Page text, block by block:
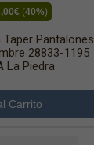
(40%)
Pantalones
28833-1195
La Piedra